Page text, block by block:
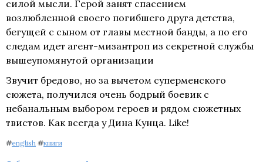
силой мысли. Герой занят спасением
возлюбленной своего погибшего друга детства,
бегущей с сыном от главы местной банды, а по его
следам идет агент-мизантроп из секретной службы
вышеупомянутой организации
Звучит бредово, но за вычетом суперменского
сюжета, получился очень бодрый боевик с
небанальным выбором героев и рядом сюжетных
твистов. Как всегда у Дина Кунца. Like!
#english #книги